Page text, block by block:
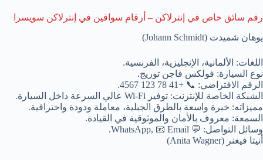
رقم سائق خاص في إنترلاكن – أرقام سواقين في إنترلاكن سويسرا
يوهان شميدت (Johann Schmidt)
اللغات: الألمانية، الإنجليزية، الفرنسية.
نوع السيارة: فولكس فاجن توريج.
الرقم الافتراضي: 📞 +41 78 123 4567.
الشبكة الخاصة للإنترنت: توفير Wi-Fi عالي السرعة داخل السيارة.
مميزاته: خبرة واسعة بالطرق الجبلية، معاملة ودودة واحترافية.
السمعة: معروف بالأمان والموثوقية في القيادة.
وسائل التواصل: 💬 WhatsApp, 📧 Email.
أنيتا فيغنر (Anita Wagner)